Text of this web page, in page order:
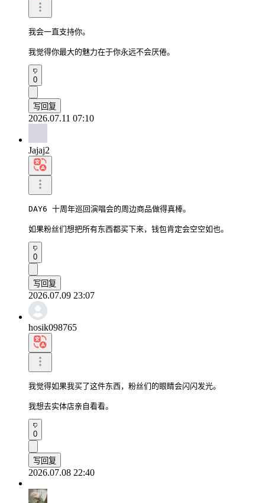
我会一直支持你。
我觉得你最大的魅力在于你永远不会厌倦。
0
写回复
2026.07.11 07:10
Jajaj2
DAY6 十周年巡回演唱会的周边商品做得真棒。
如果粉丝们想把所有东西都买下来，钱包肯定会空空如也。
0
写回复
2026.07.09 23:07
hosik098765
我觉得如果我买了这件东西，粉丝们的眼睛会闪闪发光。
我想去实体店亲自看看。
0
写回复
2026.07.08 22:40